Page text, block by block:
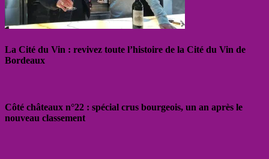
La Cité du Vin : revivez toute l’histoire de la Cité du Vin de
Bordeaux
Côté châteaux n°22 : spécial crus bourgeois, un an après le
nouveau classement